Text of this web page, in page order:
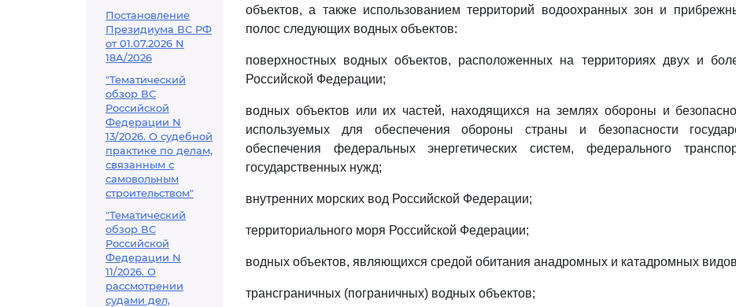
Постановление
Президиума ВС РФ
от 01.07.2026 N
18А/2026
"Тематический
обзор ВС
Российской
Федерации N
13/2026. О судебной
практике по делам,
связанным с
самовольным
строительством"
"Тематический
обзор ВС
Российской
Федерации N
11/2026. О
рассмотрении
судами дел,
объектов, а также использованием территорий водоохранных зон и
полос следующих водных объектов:
поверхностных водных объектов, расположенных на территориях двух и
Российской Федерации;
водных объектов или их частей, находящихся на землях обороны и
используемых для обеспечения обороны страны и безопасности
обеспечения федеральных энергетических систем, федерального
государственных нужд;
внутренних морских вод Российской Федерации;
территориального моря Российской Федерации;
водных объектов, являющихся средой обитания анадромных и катадромных
трансграничных (пограничных) водных объектов;